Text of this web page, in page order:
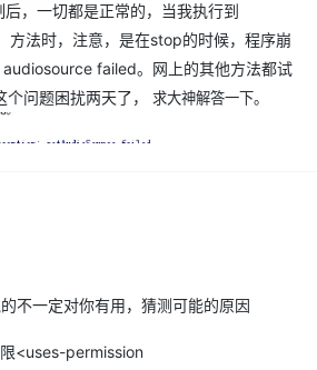
，一切都是正常的，当我执行到
法时，注意，是在stop的时候，程序崩
failed。网上的其他方法都试
问题困扰两天了， 求大神解答一下。
不一定对你有用，猜测可能的原因
<uses-permission